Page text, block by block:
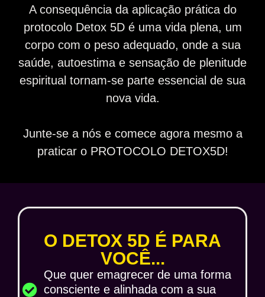
A consequência da aplicação prática do
protocolo Detox 5D é uma vida plena, um
corpo com o peso adequado, onde a sua
saúde, autoestima e sensação de plenitude
espiritual tornam-se parte essencial de sua
nova vida.
Junte-se a nós e comece agora mesmo a
praticar o PROTOCOLO DETOX5D!
O DETOX 5D É PARA
VOCÊ...
Que quer emagrecer de uma forma
consciente e alinhada com a sua